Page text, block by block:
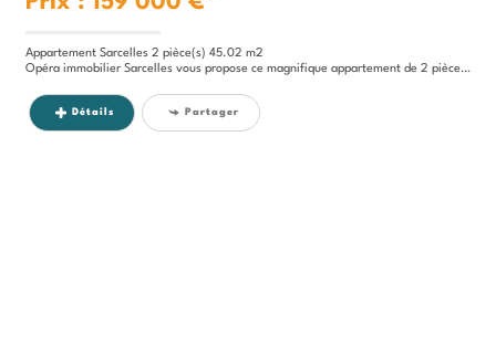
Appartement Sarcelles 2 pièce(s) 45.02 m2
Opéra immobilier Sarcelles vous propose ce magnifique appartement de 2 pièces mesurant 45 mètres carrés disposant d'un...
Détails Partager